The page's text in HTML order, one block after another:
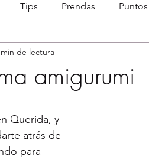
Tips Prendas Puntos
amigurumi
de lectura
Querida, y
atrás de
para